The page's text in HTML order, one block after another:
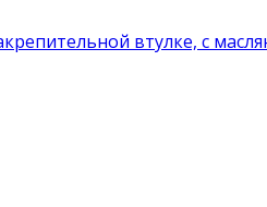
втулке, с